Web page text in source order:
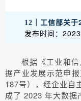
12｜ 工信部关
发布时间：
根据《工业和
据产业发展示范申
187号），经企业自
成了 2023 年大数据